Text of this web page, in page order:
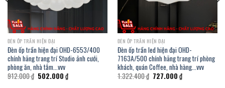
ĐÈN ỐP TRẦN HIỆN ĐẠI
Đèn ốp trần hiện đại OHD-6553/400
chính hãng trang trí Studio ảnh cưới,
phòng ăn, nhà tắm…vvv
912.000₫ Giá
gốc
502.000 ₫Giá
hiện
ĐÈN ỐP TRẦN HIỆN ĐẠI
Đèn ốp trần led hiện đại OHD-
7163A/500 chính hãng trang trí phòng
khách, quán Coffee, nhà hàng…vvv
1.322.400₫ Giá
gốc
727.000 ₫Giá
hiện